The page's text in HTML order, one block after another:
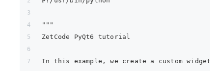
"""
ZetCode PyQt6 tutorial
In this example, we create a custom widget.